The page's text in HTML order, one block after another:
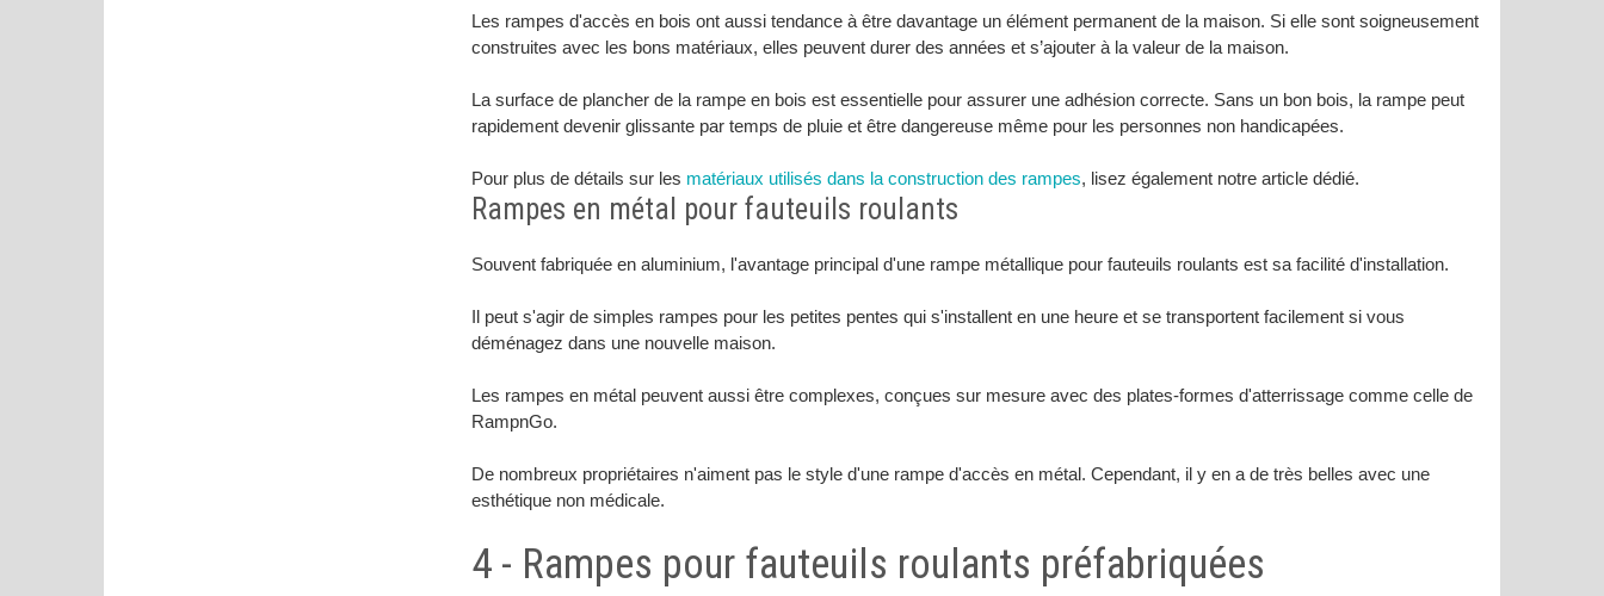
Les rampes d'accès en bois ont aussi tendance à être davantage un élément permanent de la maison. Si elle sont soigneusement
construites avec les bons matériaux, elles peuvent durer des années et s’ajouter à la valeur de la maison.
La surface de plancher de la rampe en bois est essentielle pour assurer une adhésion correcte. Sans un bon bois, la rampe peut
rapidement devenir glissante par temps de pluie et être dangereuse même pour les personnes non handicapées.
Pour plus de détails sur les matériaux utilisés dans la construction des rampes, lisez également notre article dédié.
Rampes en métal pour fauteuils roulants
Souvent fabriquée en aluminium, l'avantage principal d'une rampe métallique pour fauteuils roulants est sa facilité d'installation.
Il peut s'agir de simples rampes pour les petites pentes qui s'installent en une heure et se transportent facilement si vous
déménagez dans une nouvelle maison.
Les rampes en métal peuvent aussi être complexes, conçues sur mesure avec des plates-formes d'atterrissage comme celle de
RampnGo.
De nombreux propriétaires n'aiment pas le style d'une rampe d'accès en métal. Cependant, il y en a de très belles avec une
esthétique non médicale.
4 - Rampes pour fauteuils roulants préfabriquées